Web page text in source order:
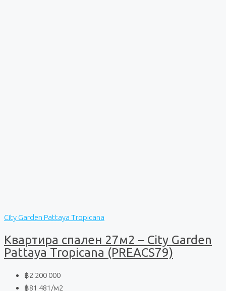
City Garden Pattaya Tropicana
Квартира спален 27м2 – City Garden
Pattaya Tropicana (PREACS79)
฿2 200 000
฿81 481 /м2